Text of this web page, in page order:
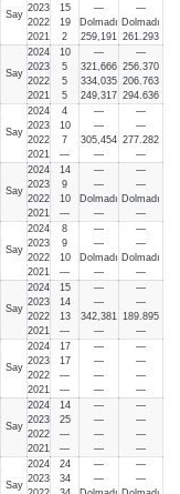
Say
2023
2022
2021
15
19
2
—
Dolmadı
259,191
—
Dolmadı
261.293
Say
2024
2023
2022
2021
10
5
5
5
—
321,666
334,035
249,317
—
256.370
206.763
294.636
Say
2024
2023
2022
2021
4
10
7
—
—
—
305,454
—
—
—
277.282
—
Say
2024
2023
2022
2021
14
9
10
—
—
—
Dolmadı
—
—
—
Dolmadı
—
Say
2024
2023
2022
2021
8
9
10
—
—
—
Dolmadı
—
—
—
Dolmadı
—
Say
2024
2023
2022
2021
15
14
13
—
—
—
342,381
—
—
—
189.895
—
Say
2024
2023
2022
2021
17
17
—
—
—
—
—
—
—
—
—
—
Say
2024
2023
2022
2021
14
25
—
—
—
—
—
—
—
—
—
—
Say
2024
2023
24
34
—
—
—
—